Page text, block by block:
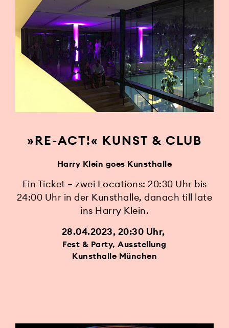
»RE-ACT!« KUNST & CLUB
Harry Klein goes Kunsthalle
Ein Ticket – zwei Locations: 20:30 Uhr bis
24:00 Uhr in der Kunsthalle, danach till late
ins Harry Klein.
28.04.2023, 20:30 Uhr
Fest & Party, Ausstellung
Kunsthalle München